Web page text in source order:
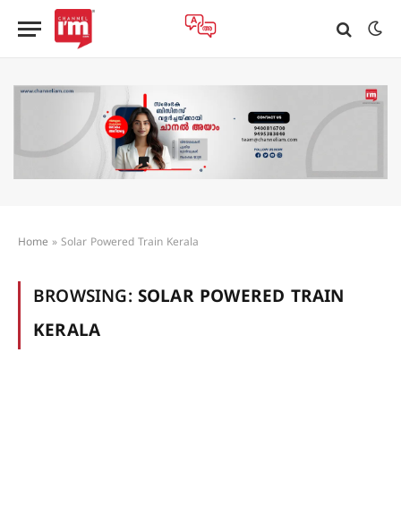
Home » Solar Powered Train Kerala
BROWSING: SOLAR POWERED TRAIN
KERALA